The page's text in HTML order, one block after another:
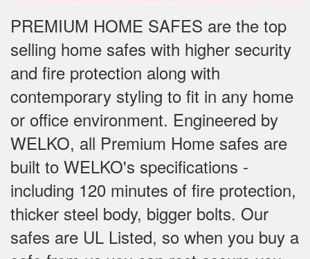
PREMIUM HOME SAFES are the top
selling home safes with higher security
and fire protection along with
contemporary styling to fit in any home
or office environment. Engineered by
WELKO, all Premium Home safes are
built to WELKO's specifications -
including 120 minutes of fire protection,
thicker steel body, bigger bolts. Our
safes are UL Listed, so when you buy a